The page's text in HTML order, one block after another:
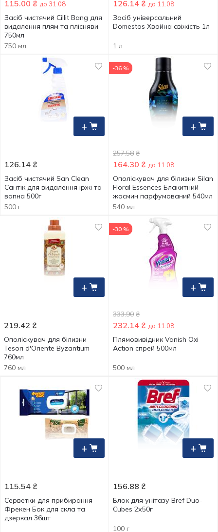
115.00 ₴ до 31.08
Засіб чистячий Cillit Bang для
видалення плям та плісняви
750мл
750 мл
126.14 ₴ до 11.08
Засіб універсальний
Domestos Хвойна свіжість 1л
1 л
+
126.14 ₴
Засіб чистячий San Clean
Сантік для видалення іржі та
вапна 500г
500 г
+
-36 %
257.58 ₴
164.30 ₴ до 11.08
Ополіскувач для білизни Silan
Floral Essences Блакитний
жасмин парфумований 540мл
540 мл
+
219.42 ₴
Ополіскувач для білизни
Tesori d'Oriente Byzantium
760мл
760 мл
+
-30 %
333.90 ₴
232.14 ₴ до 11.08
Плямовивідник Vanish Oxi
Action спрей 500мл
500 мл
+
115.54 ₴
Серветки для прибирання
Фрекен Бок для скла та
дзеркал 36шт
+
156.88 ₴
Блок для унітазу Bref Duo-
Cubes 2х50г
100 г